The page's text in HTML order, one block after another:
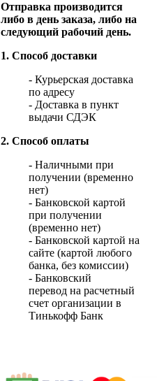
Отправка производится
либо в день заказа, либо на
следующий рабочий день.
1. Способ доставки
- Курьерская доставка
по адресу
- Доставка в пункт
выдачи СДЭК
2. Способ оплаты
- Наличными при
получении (временно
нет)
- Банковской картой
при получении
(временно нет)
- Банковской картой на
сайте (картой любого
банка, без комиссии)
- Банковский
перевод на расчетный
счет организации в
Тинькофф Банк